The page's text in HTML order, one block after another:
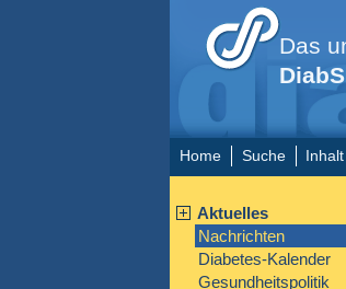
Das
Home Suche Inhalt
Aktuelles
Nachrichten
Diabetes-Kalender
Gesundheitspolitik